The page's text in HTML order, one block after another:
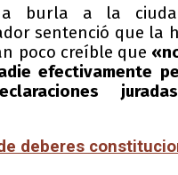
burla a la
sentenció que la
poco creíble que
efectivamente
deberes